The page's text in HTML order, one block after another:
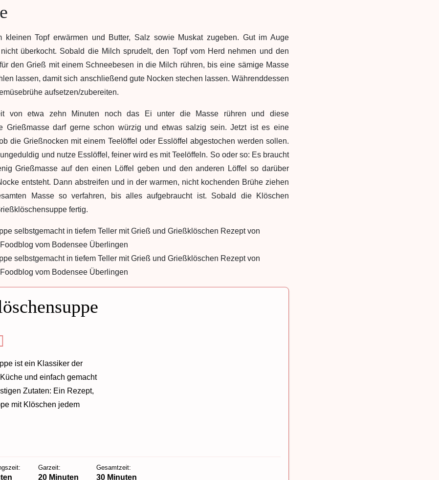
kleinen Topf erwärmen und Butter, Salz sowie Muskat zugeben. Gut im Auge
überkocht. Sobald die Milch sprudelt, den Topf vom Herd nehmen und den
den Grieß mit einem Schneebesen in die Milch rühren, bis eine sämige Masse
lassen, damit sich anschließend gute Nocken stechen lassen. Währenddessen
aufsetzen/zubereiten.
von etwa zehn Minuten noch das Ei unter die Masse rühren und diese
Grießmasse darf gerne schon würzig und etwas salzig sein. Jetzt ist es eine
die Grießnocken mit einem Teelöffel oder Esslöffel abgestochen werden sollen.
und nutze Esslöffel, feiner wird es mit Teelöffeln. So oder so: Es braucht
Grießmasse auf den einen Löffel geben und den anderen Löffel so darüber
entsteht. Dann abstreifen und in der warmen, nicht kochenden Brühe ziehen
Masse so verfahren, bis alles aufgebraucht ist. Sobald die Klöschen
fertig.
ist ein Klassiker der
und einfach gemacht
Zutaten: Ein Rezept,
mit Klöschen jedem
Garzeit:
20 Minuten
Gesamtzeit:
30 Minuten